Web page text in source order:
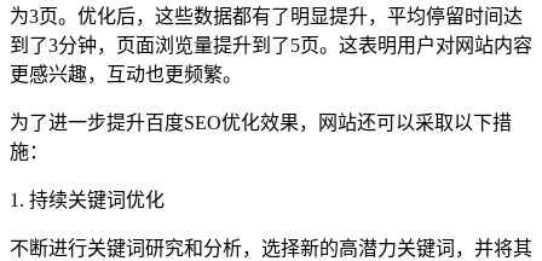
为3页。优化后，这些数据都有了明显提升，平均停留时间达
到了3分钟，页面浏览量提升到了5页。这表明用户对网站内容
更感兴趣，互动也更频繁。
为了进一步提升百度SEO优化效果，网站还可以采取以下措
施：
1. 持续关键词优化
不断进行关键词研究和分析，选择新的高潜力关键词，并将其